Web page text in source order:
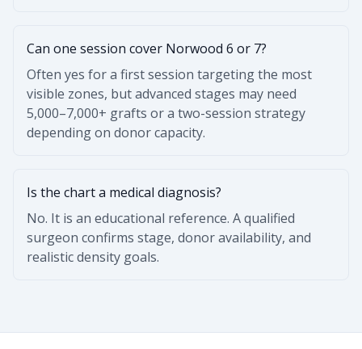
Can one session cover Norwood 6 or 7?
Often yes for a first session targeting the most
visible zones, but advanced stages may need
5,000–7,000+ grafts or a two-session strategy
depending on donor capacity.
Is the chart a medical diagnosis?
No. It is an educational reference. A qualified
surgeon confirms stage, donor availability, and
realistic density goals.